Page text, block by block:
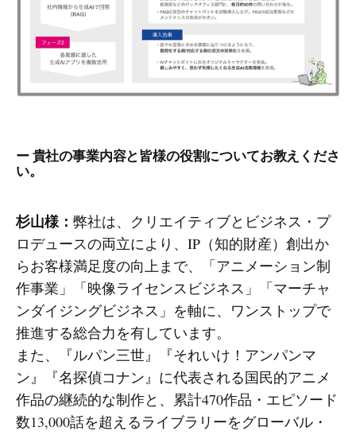
ー 貴社の事業内容と皆様の役割についてお教えくださ
い。
杉山様： 弊社は、クリエイティブとビジネス・プ
ロデュースの両立により、IP（知的財産）創出か
らお客様満足度の向上まで、「アニメーション制
作事業」「映像ライセンスビジネス」「マーチャ
ンダイジングビジネス」を軸に、ワンストップで
推進する総合力を有しています。
また、『ルパン三世』『それいけ！アンパンマ
ン』『名探偵コナン』に代表される国民的アニメ
作品の継続的な制作と、累計470作品・エピソード
数13,000話を超えるライブラリーをグローバル・